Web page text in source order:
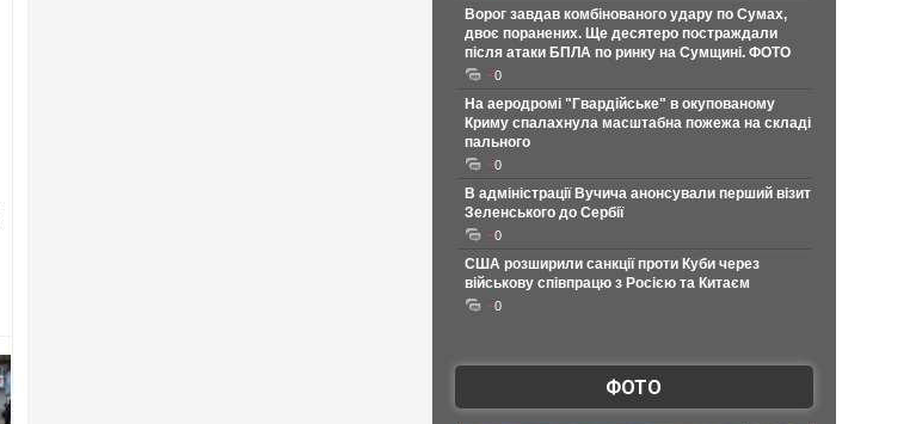
Ворог завдав комбінованого удару по Сумах,
двоє поранених. Ще десятеро постраждали
після атаки БПЛА по ринку на Сумщині. ФОТО
0
На аеродромі "Гвардійське" в окупованому
Криму спалахнула масштабна пожежа на складі
пального
0
В адміністрації Вучича анонсували перший візит
Зеленського до Сербії
0
США розширили санкції проти Куби через
військову співпрацю з Росією та Китаєм
0
ФОТО